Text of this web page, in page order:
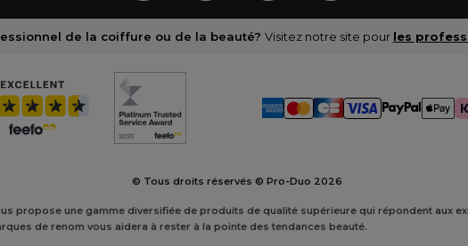
de la coiffure ou de la beauté? Visitez notre site pour les
© Tous droits réservés © Pro-Duo 2026
propose une gamme diversifiée de produits de qualité supérieure qui répondent aux
de renom vous aidera à rester à la pointe des tendances beauté.